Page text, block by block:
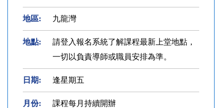
地區: 九龍灣
地點:
請登入報名系統了解課程最新上堂地點，
一切以負責導師或職員安排為準。
日期: 逢星期五
月份: 課程每月持續開辦